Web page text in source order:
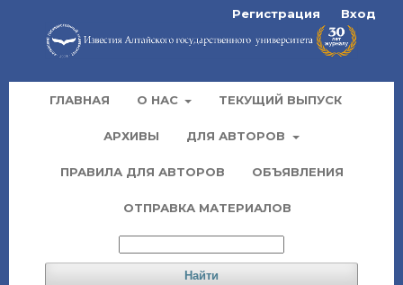
ГЛАВНАЯ О НАС ТЕКУЩИЙ ВЫПУСК
АРХИВЫ ДЛЯ АВТОРОВ
ПРАВИЛА ДЛЯ АВТОРОВ ОБЪЯВЛЕНИЯ
ОТПРАВКА МАТЕРИАЛОВ
Найти
Регистрация Вход